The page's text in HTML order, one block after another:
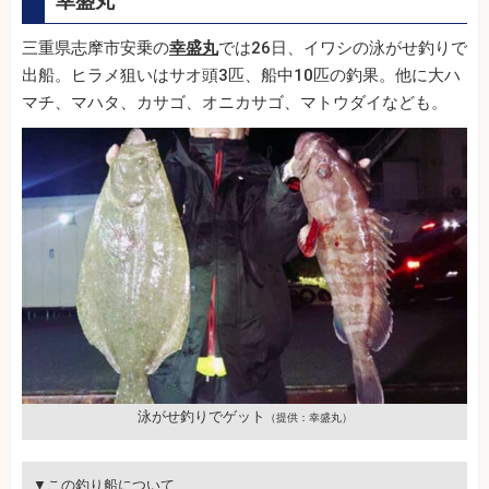
三重県志摩市安乗の幸盛丸では26日、イワシの泳がせ釣りで
出船。ヒラメ狙いはサオ頭3匹、船中10匹の釣果。他に大ハ
マチ、マハタ、カサゴ、オニカサゴ、マトウダイなども。
泳がせ釣りでゲット （提供：幸盛丸）
▼この釣り船について